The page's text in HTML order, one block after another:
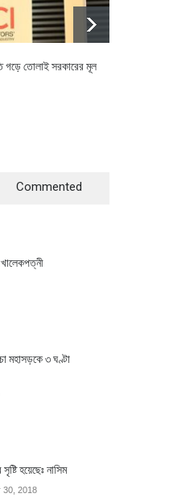
গড়ে তোলাই সরকারের মূল
Commented
খালেকপত্নী
মহাসড়কে ৩ ঘণ্টা
হয়েছেঃ নাসিম
30, 2018